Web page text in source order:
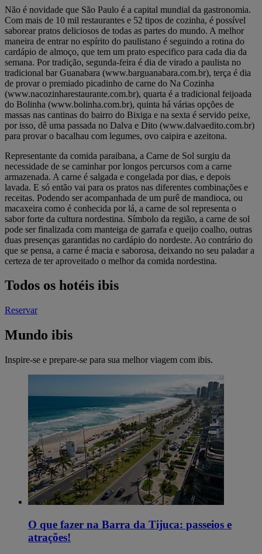
Não é novidade que São Paulo é a capital mundial da gastronomia.
Com mais de 10 mil restaurantes e 52 tipos de cozinha, é possível
saborear pratos deliciosos de todas as partes do mundo. A melhor
maneira de entrar no espírito do paulistano é seguindo a rotina do
cardápio de almoço, que tem um prato especifico para cada dia da
semana. Por tradição, segunda-feira é dia de virado a paulista no
tradicional bar Guanabara (www.barguanabara.com.br), terça é dia
de provar o premiado picadinho de carne do Na Cozinha
(www.nacozinharestaurante.com.br), quarta é a tradicional feijoada
do Bolinha (www.bolinha.com.br), quinta há várias opções de
massas nas cantinas do bairro do Bixiga e na sexta é servido peixe,
por isso, dê uma passada no Dalva e Dito (www.dalvaedito.com.br)
para provar o bacalhau com legumes, ovo caipira e azeitona.
Representante da comida paraibana, a Carne de Sol surgiu da
necessidade de se caminhar por longos percursos com a carne
armazenada. A carne é salgada e congelada por dias, e depois
lavada. E só então vai para os pratos nas diferentes combinações e
receitas. Podendo ser acompanhada de um purê de mandioca, ou
macaxeira como é conhecida por lá, a carne de sol representa o
sabor forte da cultura nordestina. Símbolo da região, a carne de sol
pode ser finalizada com manteiga de garrafa e queijo coalho, outras
duas presenças garantidas no cardápio do nordeste. Ao contrário do
que se pensa, a carne é macia e saborosa, deixando no seu paladar a
certeza de ter aproveitado o melhor da comida nordestina.
Todos os hotéis ibis
Reservar
Mundo ibis
Inspire-se e prepare-se para sua melhor viagem com ibis.
O que fazer na Barra da Tijuca: passeios e
atrações!